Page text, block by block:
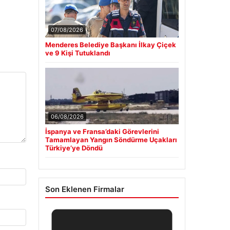
07/08/2026
Menderes Belediye Başkanı İlkay Çiçek
ve 9 Kişi Tutuklandı
06/08/2026
İspanya ve Fransa’daki Görevlerini
Tamamlayan Yangın Söndürme Uçakları
Türkiye’ye Döndü
Son Eklenen Firmalar